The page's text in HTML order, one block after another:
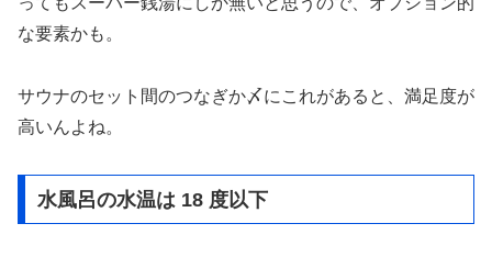
な要素かも。
サウナのセット間のつなぎか〆にこれがあると、満足度が
高いんよね。
水風呂の水温は 18 度以下